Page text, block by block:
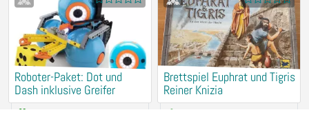
Roboter-Paket: Dot und
Dash inklusive Greifer
Brettspiel Euphrat und Tigris
Reiner Knizia